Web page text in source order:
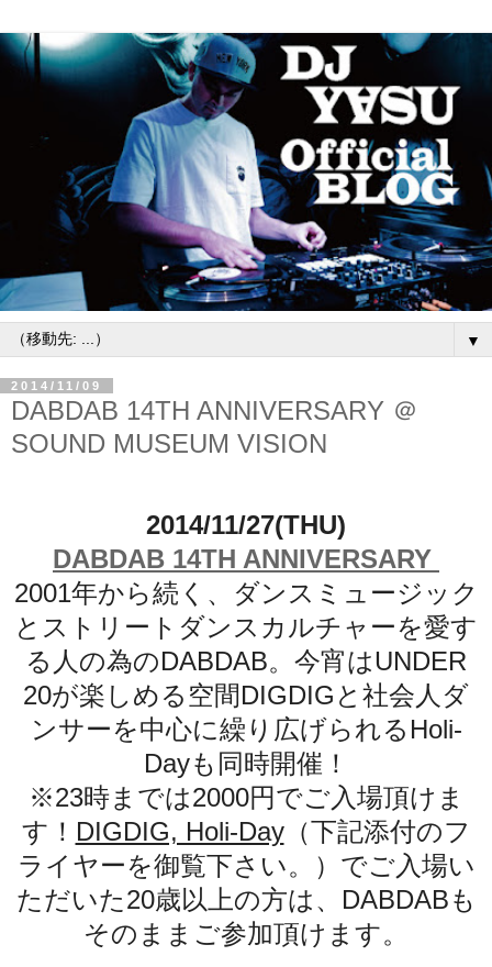
▼
2014/11/09
DABDAB 14TH ANNIVERSARY ＠
SOUND MUSEUM VISION
2014/11/27(THU)
DABDAB 14TH ANNIVERSARY
2001年から続く、
ダンスミュージック
とストリートダンスカルチャーを愛す
る人の為のDABDAB。 今宵はUNDER
20が楽しめる空間DIGDIGと 社会人ダ
ンサーを中心に繰り広げられるHoli-
Dayも同時開催！
※23時までは2000円でご入場頂けま
す！ DIGDIG, Holi-Day（下記添付のフ
ライヤーを御覧下さい。）でご入場い
ただいた20歳以上の方は、 DABDABも
そのままご参加頂けます。